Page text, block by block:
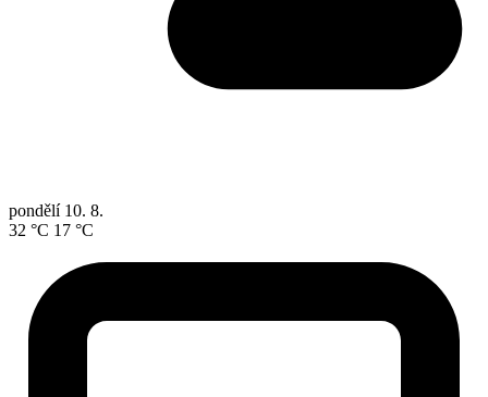
pondělí 10. 8.
32 °C 17 °C